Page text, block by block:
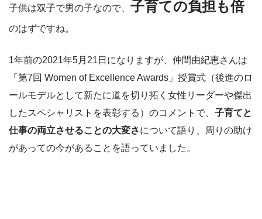
子供は双子で男の子なので、 子育ての負担も倍
のはずですね。
1年前の2021年5月21日になりますが、仲間由紀恵さんは
「第7回 Women of Excellence Awards」授賞式（後進のロ
ールモデルとして新たに道を切り拓く女性リーダーや傑出
したスペシャリストを表彰する）のコメントで、 子育てと
仕事の両立させることの大変さについて語り、周りの助け
があっての今があることを語っていました。